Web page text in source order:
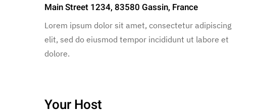
Main Street 1234, 83580 Gassin, France
Lorem ipsum dolor sit amet, consectetur adipiscing
elit, sed do eiusmod tempor incididunt ut labore et
dolore.
Your Host